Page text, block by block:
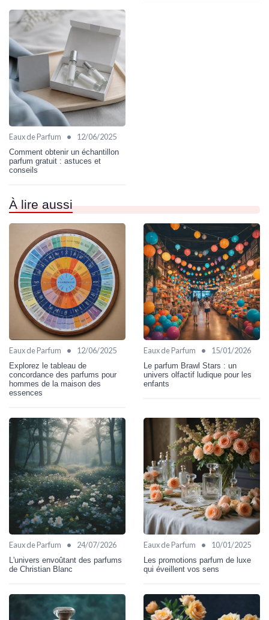
Eaux de Parfum • 12/06/2025
Comment obtenir un échantillon
parfum gratuit : astuces et
conseils
À lire aussi
Eaux de Parfum • 12/06/2025
Explorez le tableau de
concordance des parfums pour
hommes de la maison des
essences
Eaux de Parfum • 15/01/2026
Le parfum Brawl Stars : un
univers olfactif ludique pour les
enfants
Eaux de Parfum • 24/07/2026
L'univers envoûtant des parfums
de Christian Blanc
Eaux de Parfum • 10/01/2025
Les promotions parfum de luxe
qui éveillent vos sens